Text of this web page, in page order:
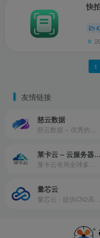
快
1
友情链接
慈云数据
慈云数据 – 优秀的云服务器服务商，提供最具有性价比的产品。慈云数据是开发者必不可少的良心云
莱卡云 – 云服务器提供商
莱卡云布局全球多个地理区域。提供服务有：境外云服务器、国内云服务器、独立服务器、服务器托管、CDN、SSL证书、游戏服务器等业务。
量芯云
量芯云 - 提供CN2高速香港美国云服务器&专业高防服务器租用等云服务器供应商